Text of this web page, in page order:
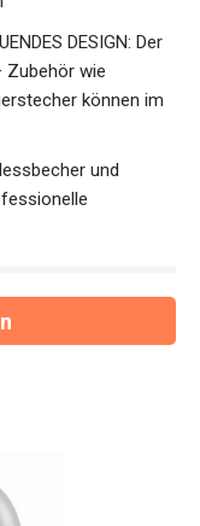
DESIGN: Der
Zubehör wie
können im
und